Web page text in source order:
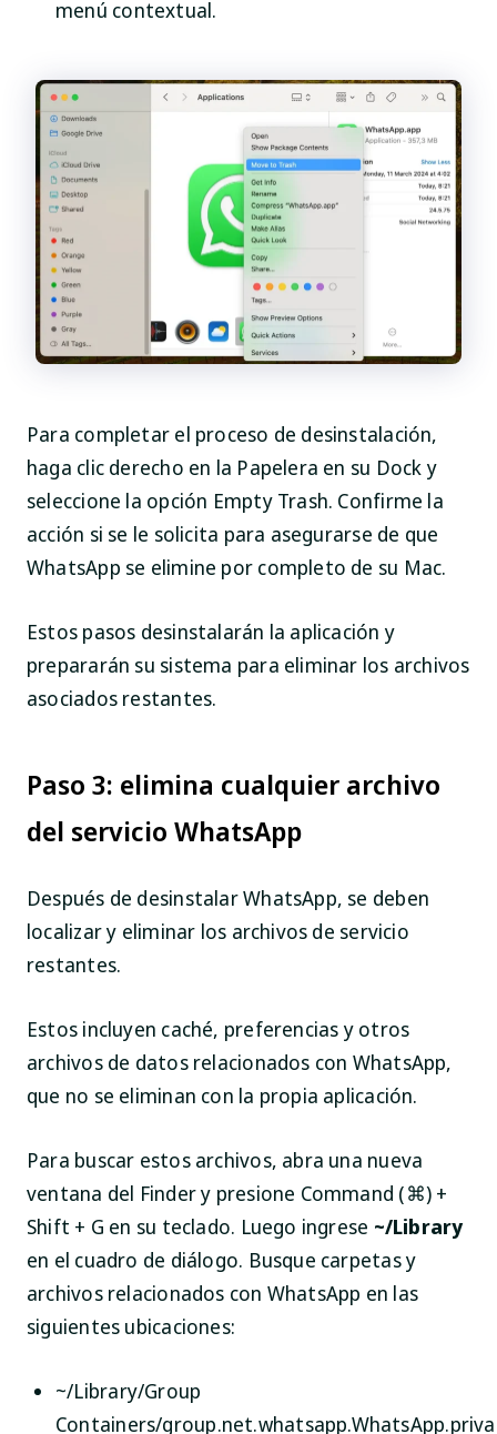
menú contextual.
Para completar el proceso de desinstalación,
haga clic derecho en la Papelera en su Dock y
seleccione la opción Empty Trash. Confirme la
acción si se le solicita para asegurarse de que
WhatsApp se elimine por completo de su Mac.
Estos pasos desinstalarán la aplicación y
prepararán su sistema para eliminar los archivos
asociados restantes.
Paso 3: elimina cualquier archivo
del servicio WhatsApp
Después de desinstalar WhatsApp, se deben
localizar y eliminar los archivos de servicio
restantes.
Estos incluyen caché, preferencias y otros
archivos de datos relacionados con WhatsApp,
que no se eliminan con la propia aplicación.
Para buscar estos archivos, abra una nueva
ventana del Finder y presione Command (⌘) +
Shift + G en su teclado. Luego ingrese ~/Library
en el cuadro de diálogo. Busque carpetas y
archivos relacionados con WhatsApp en las
siguientes ubicaciones:
~/Library/Group
Containers/